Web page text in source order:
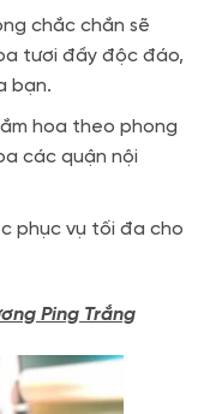
chắc chắn sẽ
tươi đầy độc đáo,
bạn.
hoa theo phong
các quận nội
phục vụ tối đa cho
Ping Trắng